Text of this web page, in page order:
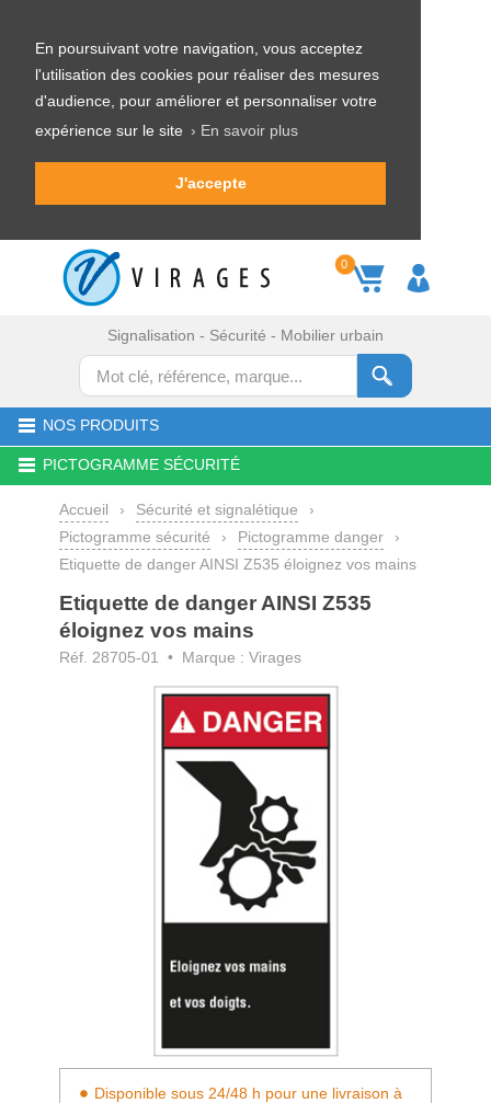
En poursuivant votre navigation, vous acceptez
l'utilisation des cookies pour réaliser des mesures
d'audience, pour améliorer et personnaliser votre
expérience sur le site › En savoir plus
J'accepte
0
Signalisation - Sécurité - Mobilier urbain
NOS PRODUITS
PICTOGRAMME SÉCURITÉ
Accueil › Sécurité et signalétique
›
Pictogramme sécurité
› Pictogramme danger
›
Etiquette de danger AINSI Z535 éloignez vos mains
Etiquette de danger AINSI Z535
éloignez vos mains
Réf. 28705-01 • Marque : Virages
Disponible sous 24/48 h pour une livraison à